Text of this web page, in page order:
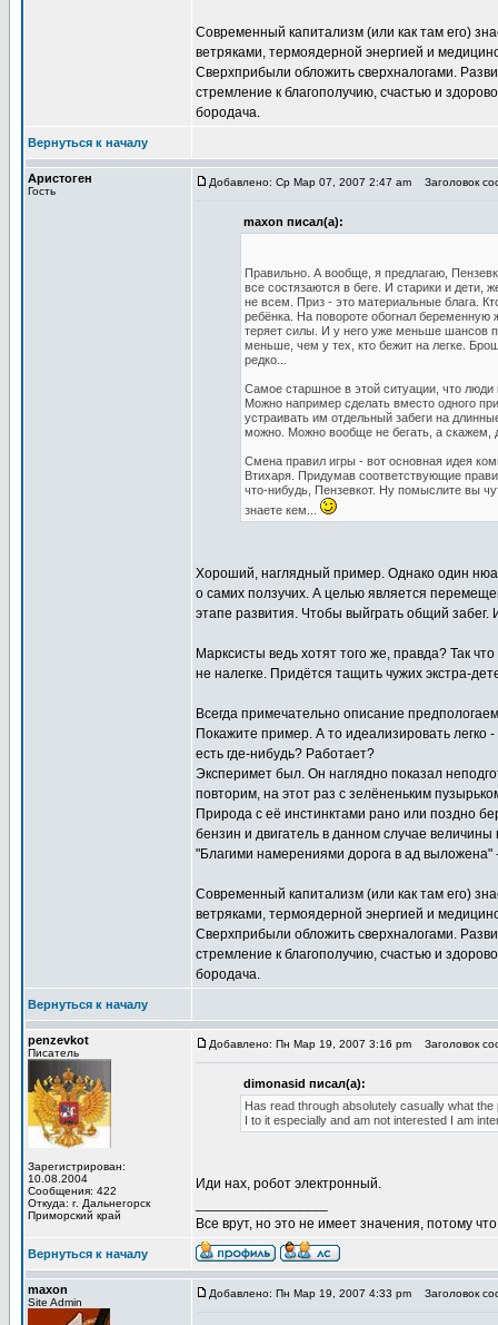
Современный капитализм (или как там его)
ветряками, термоядерной энергией и
Сверхприбыли обложить сверхналогами.
стремление к благополучию, счастью и
бородача.
Вернуться к началу
Аристоген
Гость
Добавлено: Ср Мар 07, 2007 2:47 am Заголовок
maxon писал(а):
Правильно. А вообще, я предлагаю,
все состязаются в беге. И старики и дети,
не всем. Приз - это материальные блага.
ребёнка. На повороте обогнал беременную
теряет силы. И у него уже меньше шансов
меньше, чем у тех, кто бежит на легке.
редко...
Самое старшное в этой ситуации, что
Можно например сделать вместо одного
устраивать им отдельный забеги на
можно. Можно вообще не бегать, а скажем,
Смена правил игры - вот основная идея
Втихаря. Придумав соответствующие
что-нибудь, Пензевкот. Ну помыслите вы
знаете кем...
Хороший, наглядный пример. Однако один
о самих ползучих. А целью является
этапе развития. Чтобы выйграть общий
Марксисты ведь хотят того же, правда? Так
не налегке. Придётся тащить чужих экстра-
Всегда примечательно описание
Покажите пример. А то идеализировать легко
есть где-нибудь? Работает?
Эксперимет был. Он наглядно показал
повторим, на этот раз с зелёненьким
Природа с её инстинктами рано или поздно
бензин и двигатель в данном случае
"Благими намерениями дорога в ад
Современный капитализм (или как там его)
ветряками, термоядерной энергией и
Сверхприбыли обложить сверхналогами.
стремление к благополучию, счастью и
бородача.
Вернуться к началу
penzevkot
Писатель
Зарегистрирован:
10.08.2004
Сообщения: 422
Откуда: г. Дальнегорск
Приморский край
Добавлено: Пн Мар 19, 2007 3:16 pm Заголовок
dimonasid писал(а):
Has read through absolutely casually what
I to it especially and am not interested I am
Иди нах, робот электронный.
Все врут, но это не имеет значения, потому
Вернуться к началу
maxon
Site Admin
Добавлено: Пн Мар 19, 2007 4:33 pm Заголовок